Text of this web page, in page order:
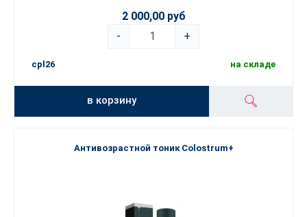
2 000,00 руб
-
+
cpl26 на складе
в корзину
Антивозрастной тоник Colostrum+